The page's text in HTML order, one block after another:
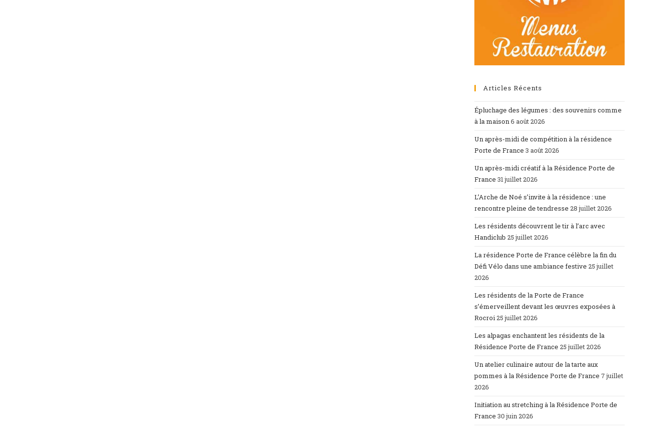
Articles Récents
Épluchage des légumes : des souvenirs comme
à la maison6 août 2026
Un après-midi de compétition à la résidence
Porte de France 3 août 2026
Un après-midi créatif à la Résidence Porte de
France 31 juillet 2026
L’Arche de Noé s’invite à la résidence : une
rencontre pleine de tendresse 28 juillet 2026
Les résidents découvrent le tir à l’arc avec
Handiclub 25 juillet 2026
La résidence Porte de France célèbre la fin du
Défi Vélo dans une ambiance festive 25 juillet
2026
Les résidents de la Porte de France
s’émerveillent devant les œuvres exposées à
Rocroi25 juillet 2026
Les alpagas enchantent les résidents de la
Résidence Porte de France 25 juillet 2026
Un atelier culinaire autour de la tarte aux
pommes à la Résidence Porte de France 7 juillet
2026
Initiation au stretching à la Résidence Porte de
France 30 juin 2026